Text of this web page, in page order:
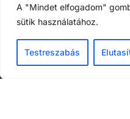
A "Mindet elfogadom"
sütik használatához.
Testreszabás
Adatkezelési